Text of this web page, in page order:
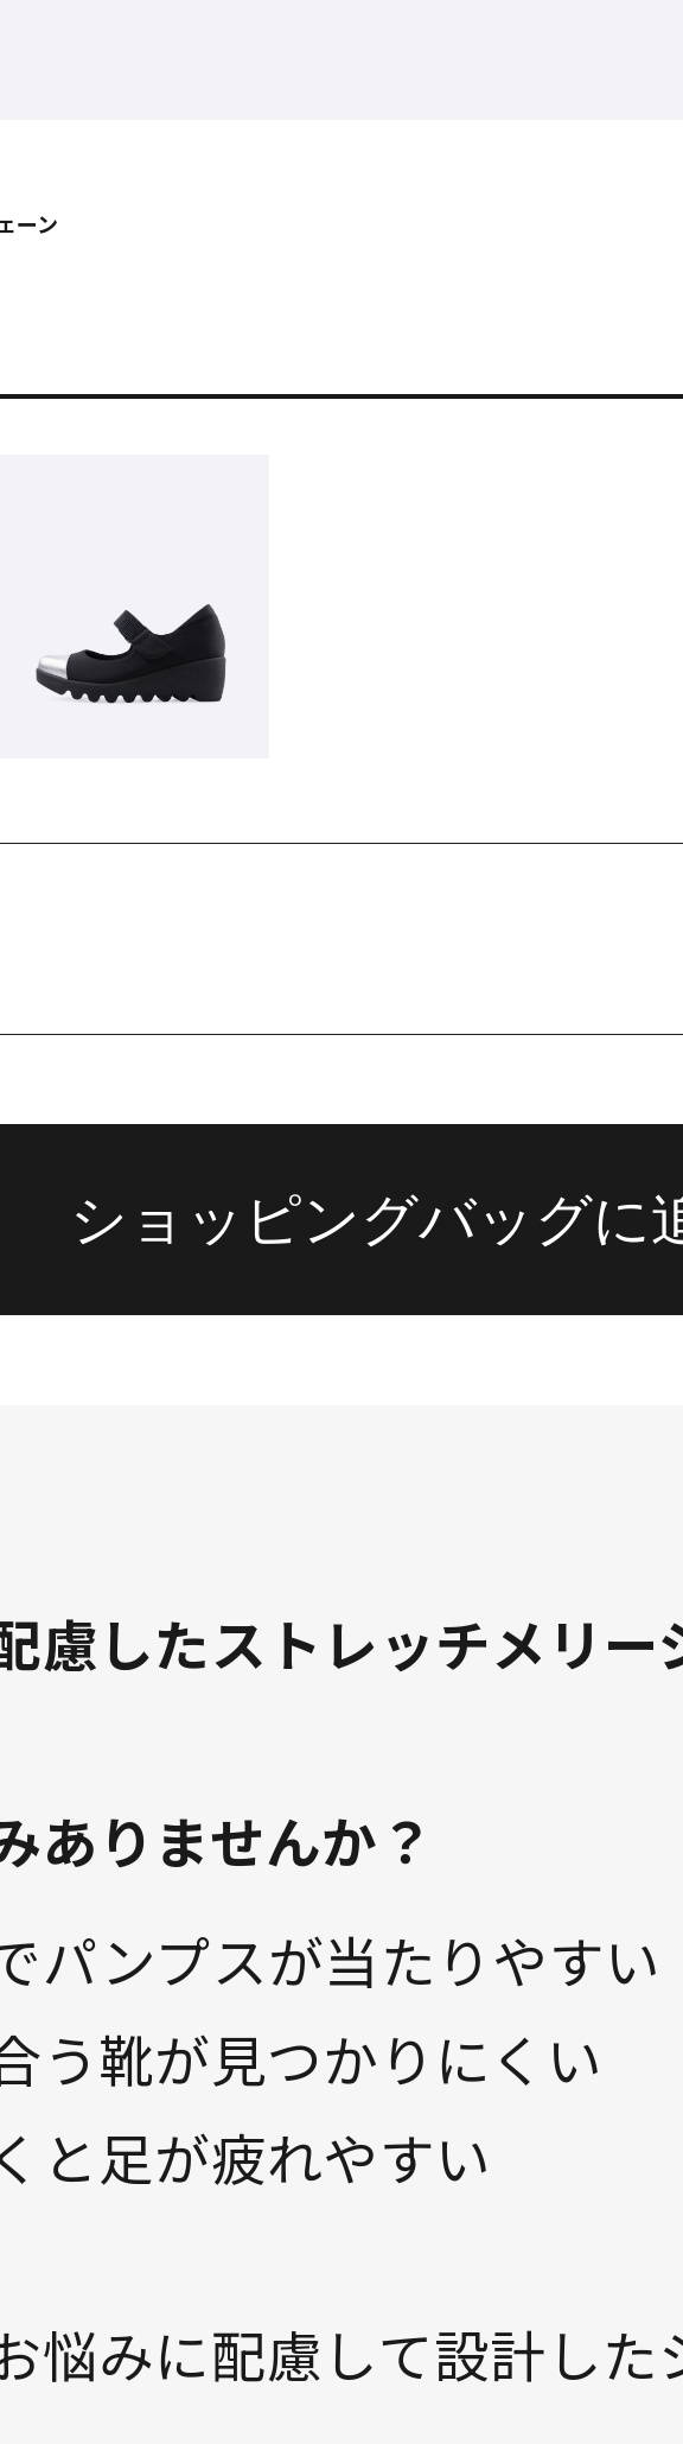
ーン
○ 在庫あり
○ 在庫あり
○ 在庫あり
○ 在庫あり
ショッピングバッグに
慮したストレッチメリ
ありませんか？
パンプスが当たりやすい
う靴が見つかりにくい
と足が疲れやすい
悩みに配慮して設計した